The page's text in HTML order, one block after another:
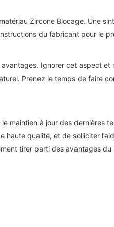
Zircone Blocage. Une
du fabricant pour le
Ignorer cet aspect
Prenez le temps de faire
maintien à jour des dernières
qualité, et de solliciter
tirer parti des avantages